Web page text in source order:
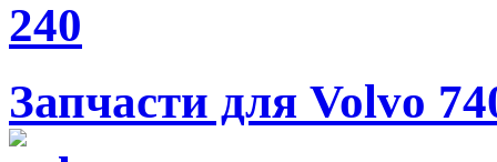
Запчасти для Volvo